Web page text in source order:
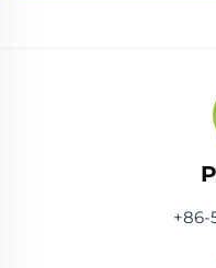
+86-